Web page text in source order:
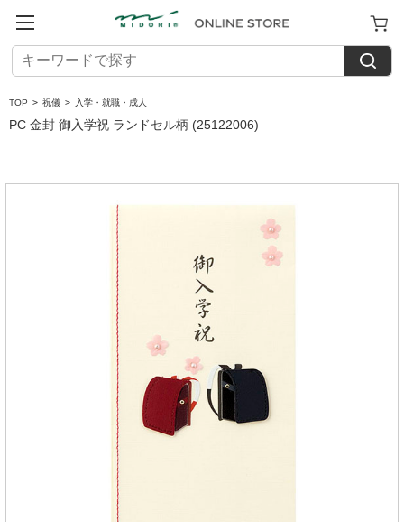
TOP > 祝儀 > 入学・就職・成人
PC 金封 御入学祝 ランドセル柄 (25122006)